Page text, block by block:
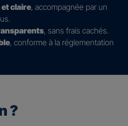
claire, accompagnée par un
, sans frais cachés.
, conforme à la réglementation
?